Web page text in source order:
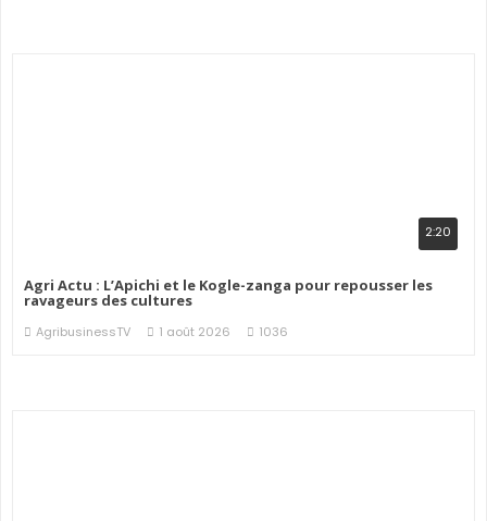
2:20
Agri Actu : L’Apichi et le Kogle-zanga pour repousser les
ravageurs des cultures
AgribusinessTV 1 août 2026 1036